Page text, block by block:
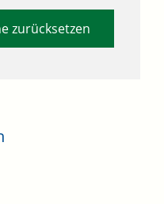
zurücksetzen